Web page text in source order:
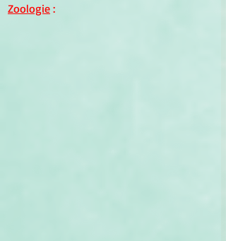
Zoologie :